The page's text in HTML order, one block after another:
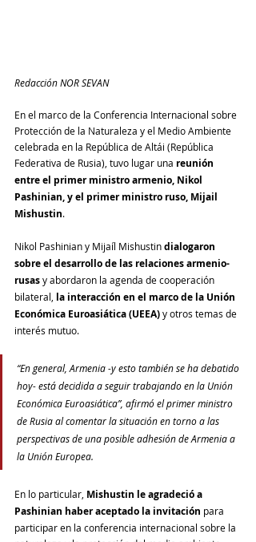
Redacción NOR SEVAN
En el marco de la Conferencia Internacional sobre
Protección de la Naturaleza y el Medio Ambiente
celebrada en la República de Altái (República
Federativa de Rusia), tuvo lugar una reunión
entre el primer ministro armenio, Nikol
Pashinian, y el primer ministro ruso, Mijail
Mishustin.
Nikol Pashinian y Mijaíl Mishustin dialogaron
sobre el desarrollo de las relaciones armenio-
rusas y abordaron la agenda de cooperación
bilateral, la interacción en el marco de la Unión
Económica Euroasiática (UEEA) y otros temas de
interés mutuo.
“En general, Armenia -y esto también se ha debatido
hoy- está decidida a seguir trabajando en la Unión
Económica Euroasiática”, afirmó el primer ministro
de Rusia al comentar la situación en torno a las
perspectivas de una posible adhesión de Armenia a
la Unión Europea.
En lo particular, Mishustin le agradeció a
Pashinian haber aceptado la invitación para
participar en la conferencia internacional sobre la